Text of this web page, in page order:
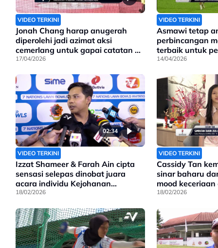
VIDEO TERKINI
Jonah Chang harap anugerah
diperolehi jadi azimat aksi
cemerlang untuk gapai catatan 19
meter di Sukan Asia
17/04/2026
VIDEO TERKINI
Asmawi tetap
perbincangan
terbaik untuk
14/04/2026
02:34
VIDEO TERKINI
Izzat Shameer & Farah Ain cipta
sensasi selepas dinobat juara
acara individu Kejohanan
Jemputan 7 Negara
18/02/2026
VIDEO TERKINI
Cassidy Tan
sinar baharu
mood
sambutan
18/02/2026